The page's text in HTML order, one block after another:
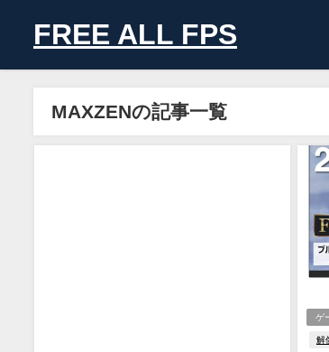
FREE ALL FPS
MAXZENの記事一覧
ゲ
解